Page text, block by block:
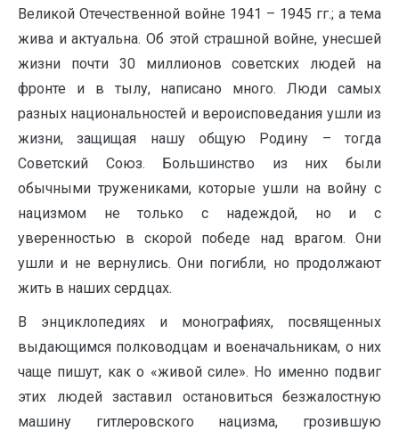
Великой Отечественной войне 1941 – 1945 гг.; а тема
жива и актуальна. Об этой страшной войне, унесшей
жизни почти 30 миллионов советских людей на
фронте и в тылу, написано много. Люди самых
разных национальностей и вероисповедания ушли из
жизни, защищая нашу общую Родину – тогда
Советский Союз. Большинство из них были
обычными тружениками, которые ушли на войну с
нацизмом не только с надеждой, но и с
уверенностью в скорой победе над врагом. Они
ушли и не вернулись. Они погибли, но продолжают
жить в наших сердцах.
В энциклопедиях и монографиях, посвященных
выдающимся полководцам и военачальникам, о них
чаще пишут, как о «живой силе». Но именно подвиг
этих людей заставил остановиться безжалостную
машину гитлеровского нацизма, грозившую